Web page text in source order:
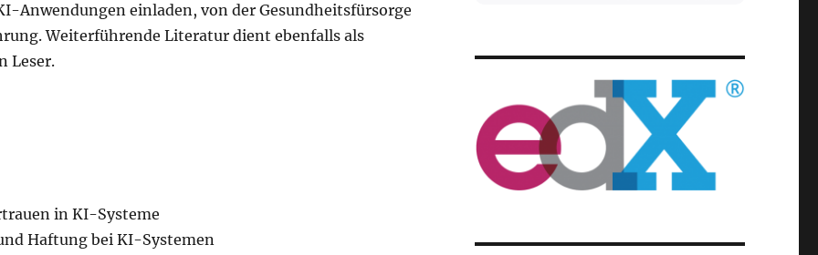
Anwendungen einladen, von der Gesundheitsfürsorge
Weiterführende Literatur dient ebenfalls als
Leser.
in KI-Systeme
Haftung bei KI-Systemen